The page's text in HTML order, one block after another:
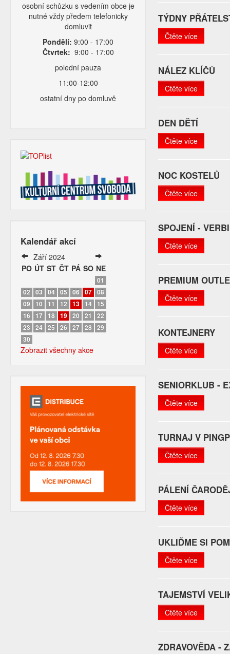
osobní schůzku s vedením obce je
nutné vždy předem telefonicky
domluvit
Pondělí: 9:00 - 17:00
Čtvrtek: 9:00 - 17:00
polední pauza
11:00-12:00
ostatní dny po domluvě
Kalendář akcí
Září 2024
PO ÚT ST ČT PÁ SO NE
01
02
03 04 05 06 07 08
09
10 11 12 13 14
15
16
17 18 19 20 21
22
23
24 25 26 27 28
29
30
Zobrazit všechny akce
TÝDNY
Čtěte více
NÁLEZ KLÍČŮ
Čtěte více
DEN DĚTÍ
Čtěte více
NOC KOSTELŮ
Čtěte více
SPOJENÍ -
Čtěte více
PREMIUM
Čtěte více
KONTEJNERY
Čtěte více
SENIORKLUB -
Čtěte více
TURNAJ V
Čtěte více
PÁLENÍ
Čtěte více
UKLIĎME SI
Čtěte více
TAJEMSTVÍ
Čtěte více
ZDRAVOVĚDA -